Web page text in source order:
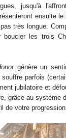
jusqu'à
ensuite
très longue.
boucler les trois
génèreun
souffre parfois
jubilatoire et
grâce au système
de votre